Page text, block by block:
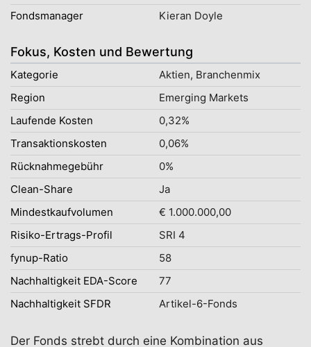
Fondsmanager
Kieran Doyle
Fokus, Kosten und Bewertung
Kategorie
Aktien, Branchenmix
Region
Emerging Markets
Laufende Kosten
0,32%
Transaktionskosten
0,06%
Rücknahmegebühr
0%
Clean-Share
Ja
Mindestkaufvolumen
€ 1.000.000,00
Risiko-Ertrags-Profil
SRI 4
fynup-Ratio
58
Nachhaltigkeit EDA-Score
77
Nachhaltigkeit SFDR
Artikel-6-Fonds
Der Fonds strebt durch eine Kombination aus